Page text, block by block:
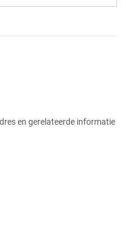
en gerelateerde informatie